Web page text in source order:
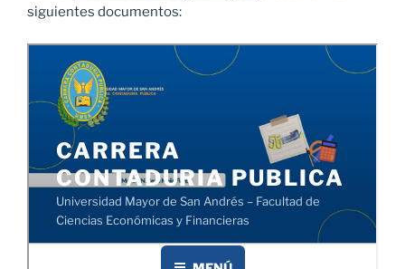
siguientes documentos: